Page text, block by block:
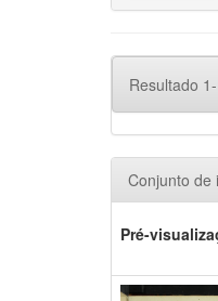
Resultado
Conjunto de
Pré-